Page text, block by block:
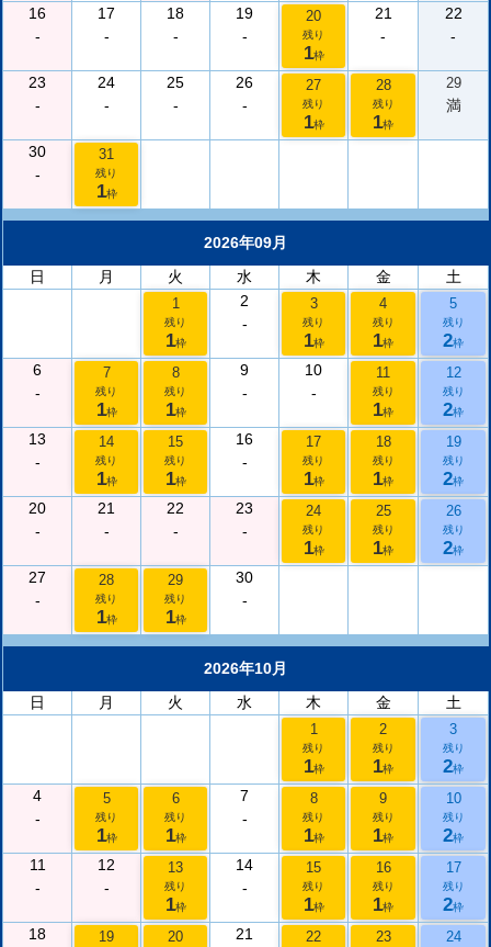
16
-
17
-
18
-
19
-
20
残り
1枠
21
-
22
-
23
-
24
-
25
-
26
-
27
残り
1枠
28
残り
1枠
29
満
30
-
31
残り
1枠
2026年09月
日
月 火 水 木 金 土
1
残り
1枠
2
-
3
残り
1枠
4
残り
1枠
5
残り
2枠
6
-
7
残り
1枠
8
残り
1枠
9
-
10
-
11
残り
1枠
12
残り
2枠
13
-
14
残り
1枠
15
残り
1枠
16
-
17
残り
1枠
18
残り
1枠
19
残り
2枠
20
-
21
-
22
-
23
-
24
残り
1枠
25
残り
1枠
26
残り
2枠
27
-
28
残り
1枠
29
残り
1枠
30
-
2026年10月
日
月 火 水 木 金 土
1
残り
1枠
2
残り
1枠
3
残り
2枠
4
-
5
残り
1枠
6
残り
1枠
7
-
8
残り
1枠
9
残り
1枠
10
残り
2枠
11
-
12
-
13
残り
1枠
14
-
15
残り
1枠
16
残り
1枠
17
残り
2枠
18
19 20
21
22 23 24